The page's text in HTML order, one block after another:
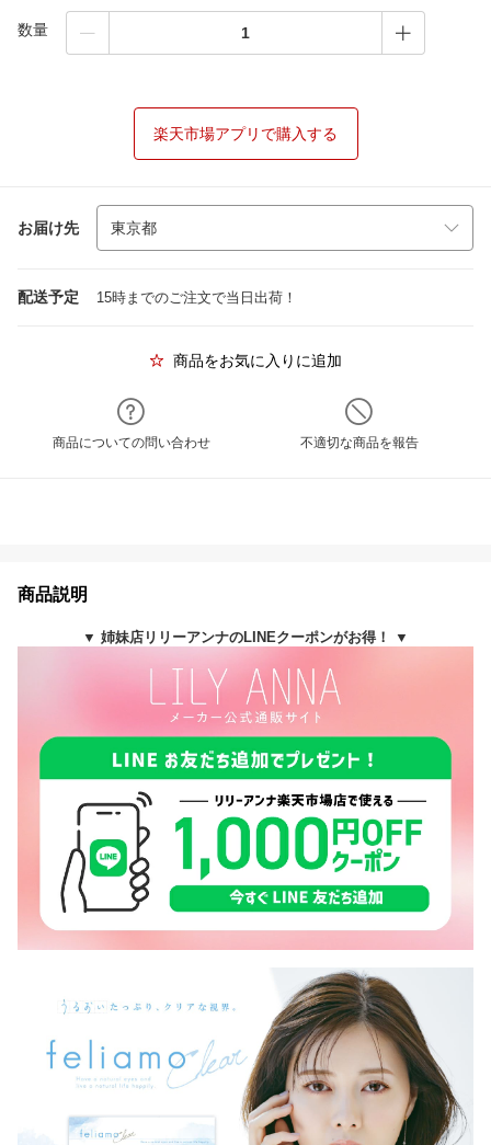
数量
楽天市場アプリで購入する
お届け先
配送予定 15時までのご注文で当日出荷！
商品をお気に入りに追加
商品についての問い合わせ 不適切な商品を報告
商品説明
▼ 姉妹店リリーアンナのLINEクーポンがお得！ ▼